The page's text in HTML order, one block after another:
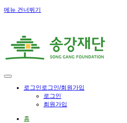
메뉴 건너뛰기
로그인로그인/회원가입
로그인
회원가입
홈